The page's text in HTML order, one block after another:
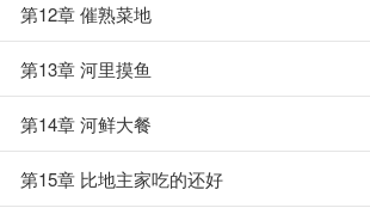
第12章 催熟菜地
第13章 河里摸鱼
第14章 河鲜大餐
第15章 比地主家吃的还好